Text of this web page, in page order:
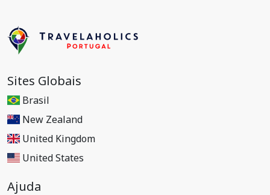
Sites Globais
Brasil
New Zealand
United Kingdom
United States
Ajuda